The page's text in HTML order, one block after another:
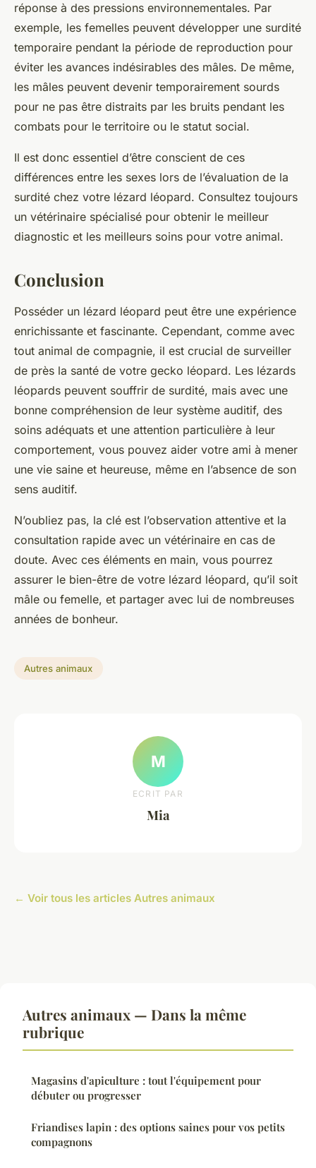
réponse à des pressions environnementales. Par
exemple, les femelles peuvent développer une surdité
temporaire pendant la période de reproduction pour
éviter les avances indésirables des mâles. De même,
les mâles peuvent devenir temporairement sourds
pour ne pas être distraits par les bruits pendant les
combats pour le territoire ou le statut social.
Il est donc essentiel d’être conscient de ces
différences entre les sexes lors de l’évaluation de la
surdité chez votre lézard léopard. Consultez toujours
un vétérinaire spécialisé pour obtenir le meilleur
diagnostic et les meilleurs soins pour votre animal.
Conclusion
Posséder un lézard léopard peut être une expérience
enrichissante et fascinante. Cependant, comme avec
tout animal de compagnie, il est crucial de surveiller
de près la santé de votre gecko léopard. Les lézards
léopards peuvent souffrir de surdité, mais avec une
bonne compréhension de leur système auditif, des
soins adéquats et une attention particulière à leur
comportement, vous pouvez aider votre ami à mener
une vie saine et heureuse, même en l’absence de son
sens auditif.
N’oubliez pas, la clé est l’observation attentive et la
consultation rapide avec un vétérinaire en cas de
doute. Avec ces éléments en main, vous pourrez
assurer le bien-être de votre lézard léopard, qu’il soit
mâle ou femelle, et partager avec lui de nombreuses
années de bonheur.
Autres animaux
M
ECRIT PAR
Mia
← Voir tous les articles Autres animaux
Autres animaux — Dans la même
rubrique
Magasins d'apiculture : tout l'équipement pour
débuter ou progresser
Friandises lapin : des options saines pour vos petits
compagnons